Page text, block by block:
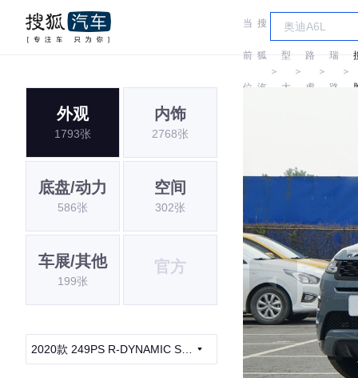
当
前
位
搜
狐
汽
＞
车
型
大
＞
路
虎
＞
瑞
路
＞
外观
1793张
内饰
2768张
底盘/动力
586张
空间
302张
车展/其他
199张
官方
2020款 249PS R-DYNAMIC S